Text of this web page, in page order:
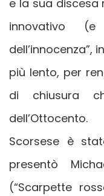
e la sua discesa
innovativo (e
più lento, per
di chiusura
dell’Ottocento.
Scorsese è
presentò
(“Scarpette